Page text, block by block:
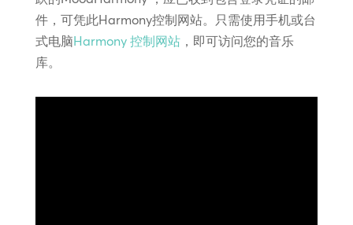
件，可凭此Harmony控制网站。只需使用手机或台
式电脑Harmony 控制网站，即可访问您的音乐
库。